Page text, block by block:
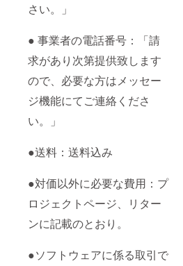
さい。」
● 事業者の電話番号：「請
求があり次第提供致します
ので、必要な方はメッセー
ジ機能にてご連絡くださ
い。」
●送料：送料込み
●対価以外に必要な費用：プ
ロジェクトページ、リター
ンに記載のとおり。
●ソフトウェアに係る取引で